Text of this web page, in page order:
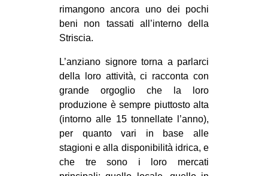
rimangono ancora uno dei pochi
beni non tassati all’interno della
Striscia.
L’anziano signore torna a parlarci
della loro attività, ci racconta con
grande orgoglio che la loro
produzione è sempre piuttosto alta
(intorno alle 15 tonnellate l’anno),
per quanto vari in base alle
stagioni e alla disponibilità idrica, e
che tre sono i loro mercati